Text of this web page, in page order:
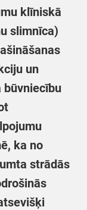
klīniskā
slimnīca)
un
būvniecību
ka no
strādās